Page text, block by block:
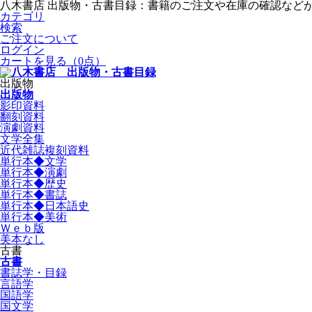
八木書店 出版物・古書目録：書籍のご注文や在庫の確認など
カテゴリ
検索
ご注文について
ログイン
カートを見る
（0点）
出版物
出版物
影印資料
翻刻資料
演劇資料
文学全集
近代雑誌複刻資料
単行本◆文学
単行本◆演劇
単行本◆歴史
単行本◆書誌
単行本◆日本語史
単行本◆美術
Ｗｅｂ版
美本なし
古書
古書
書誌学・目録
言語学
国語学
国文学